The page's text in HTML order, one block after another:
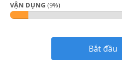
VẬN DỤNG (9%)
Bắt đầu